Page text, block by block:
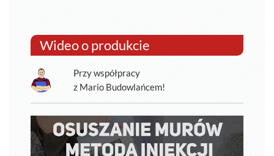
Wideo o produkcie
Przy współpracy
z Mario Budowlańcem!